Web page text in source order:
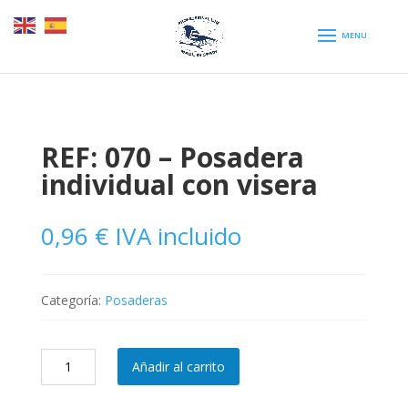
REF: 070 – Posadera
individual con visera
0,96 € IVA incluido
Categoría: Posaderas
Añadir al carrito